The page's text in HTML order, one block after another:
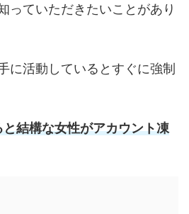
っていただきたいことがあり
に活動しているとすぐに強制
結構な女性がアカウント凍